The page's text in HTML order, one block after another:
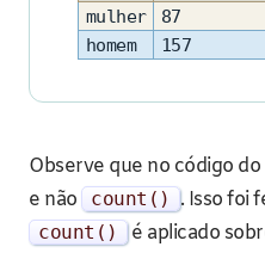
mulher
87
homem
157
Observe que no código do
e não count () . Isso foi
count ()
é aplicado